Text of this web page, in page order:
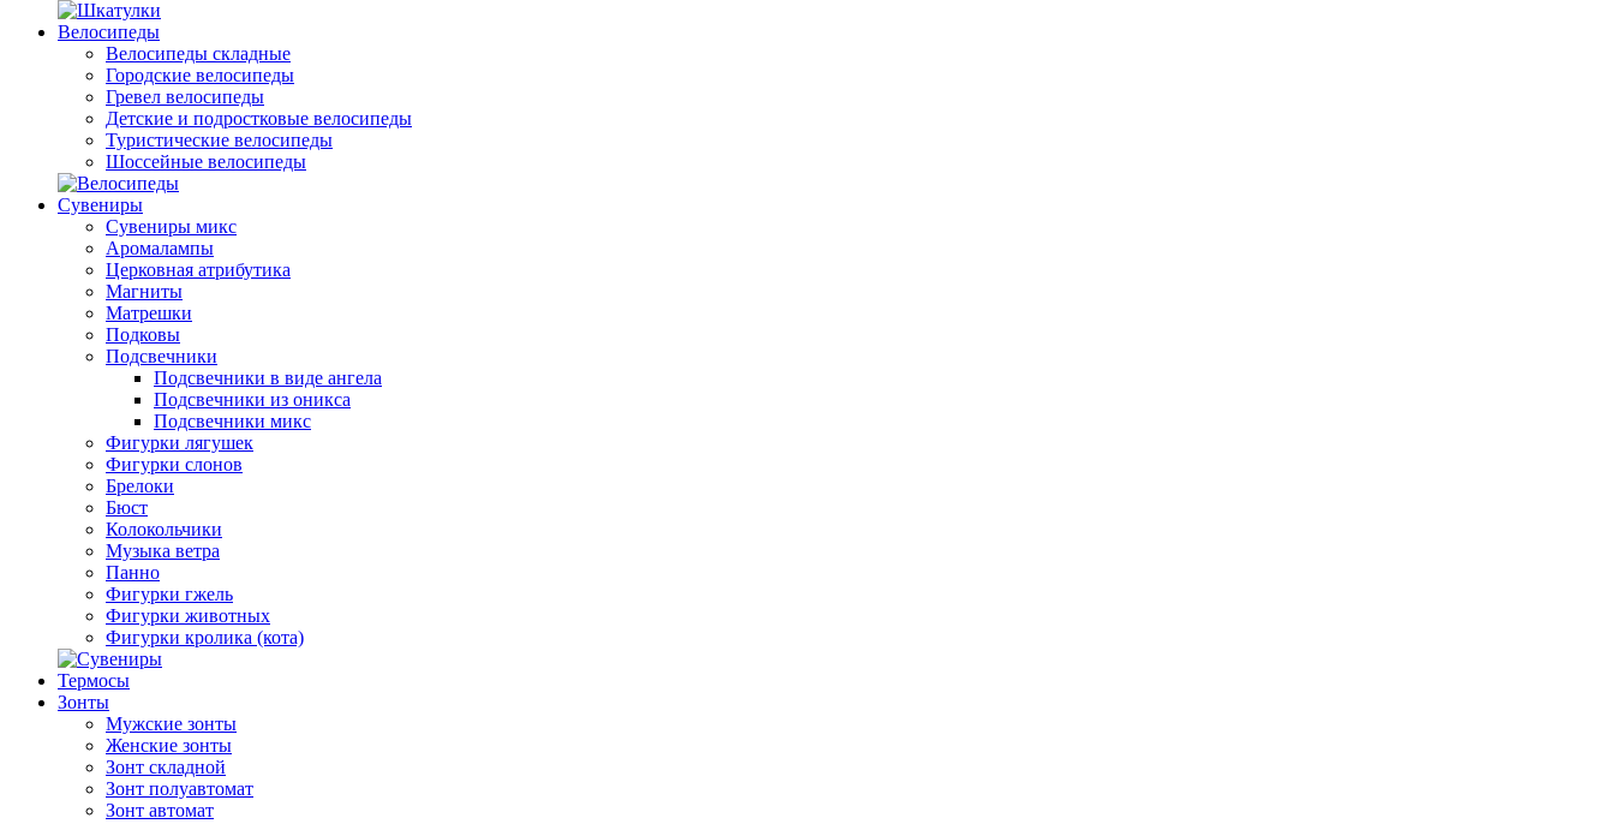
Велосипеды
Велосипеды складные
Городские велосипеды
Гревел велосипеды
Детские и подростковые велосипеды
Туристические велосипеды
Шоссейные велосипеды
Сувениры
Сувениры микс
Аромалампы
Церковная атрибутика
Магниты
Матрешки
Подковы
Подсвечники
Подсвечники в виде ангела
Подсвечники из оникса
Подсвечники микс
Фигурки лягушек
Фигурки слонов
Брелоки
Бюст
Колокольчики
Музыка ветра
Панно
Фигурки гжель
Фигурки животных
Фигурки кролика (кота)
Термосы
Зонты
Мужские зонты
Женские зонты
Зонт складной
Зонт полуавтомат
Зонт автомат